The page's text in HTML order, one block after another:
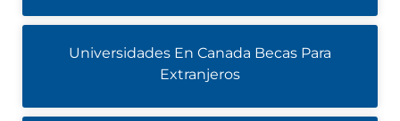
Universidades En Canada Becas Para
Extranjeros